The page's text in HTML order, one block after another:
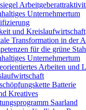
Unternehmertum
und Kreislaufwirtschaft
Transformation in der
für die grüne
Unternehmertum
Arbeiten und
Batterie
Kreatives
Saarland